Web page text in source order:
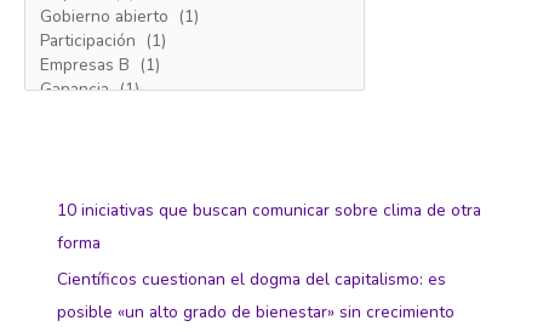
10 iniciativas que buscan comunicar sobre clima de otra
forma
Científicos cuestionan el dogma del capitalismo: es
posible «un alto grado de bienestar» sin crecimiento